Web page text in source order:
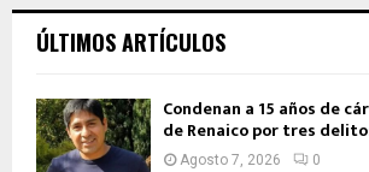
ÚLTIMOS ARTÍCULOS
Condenan a 15 años de
de Renaico por tres
Agosto 7, 2026 0